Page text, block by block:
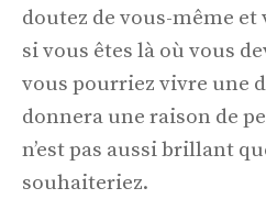
doutez de vous-même et
si vous êtes là où vous
vous pourriez vivre une
donnera une raison de
n’est pas aussi brillant
souhaiteriez.